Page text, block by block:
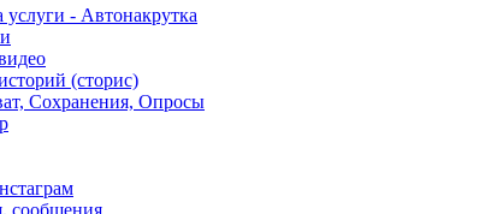
- Автонакрутка
(сторис)
Сохранения, Опросы
сообщения